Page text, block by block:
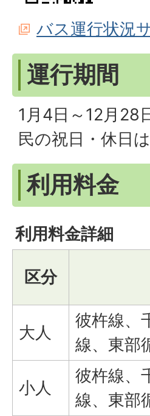
バス運行状況
運行期間
1月4日～12月28
民の祝日・休日は
利用料金
利用料金詳細
区分
大人
彼杵線、
線、東部
小人
彼杵線、
線、東部